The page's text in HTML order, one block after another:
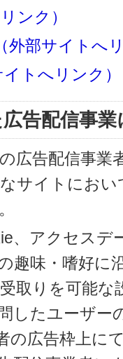
ンク）
外部サイトへ
トへリンク）
告配信事
広告配信事業
サイトにお
、アクセスデ
趣味・嗜好に
取りを可能
したユーザー
の広告枠上に